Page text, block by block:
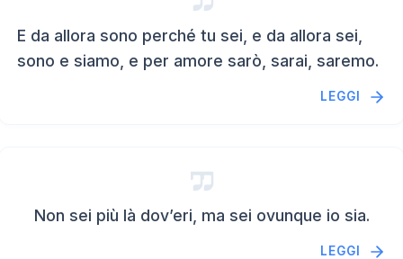
E da allora sono perché tu sei, e da allora sei,
sono e siamo, e per amore sarò, sarai, saremo.
LEGGI
Non sei più là dov’eri, ma sei ovunque io sia.
LEGGI